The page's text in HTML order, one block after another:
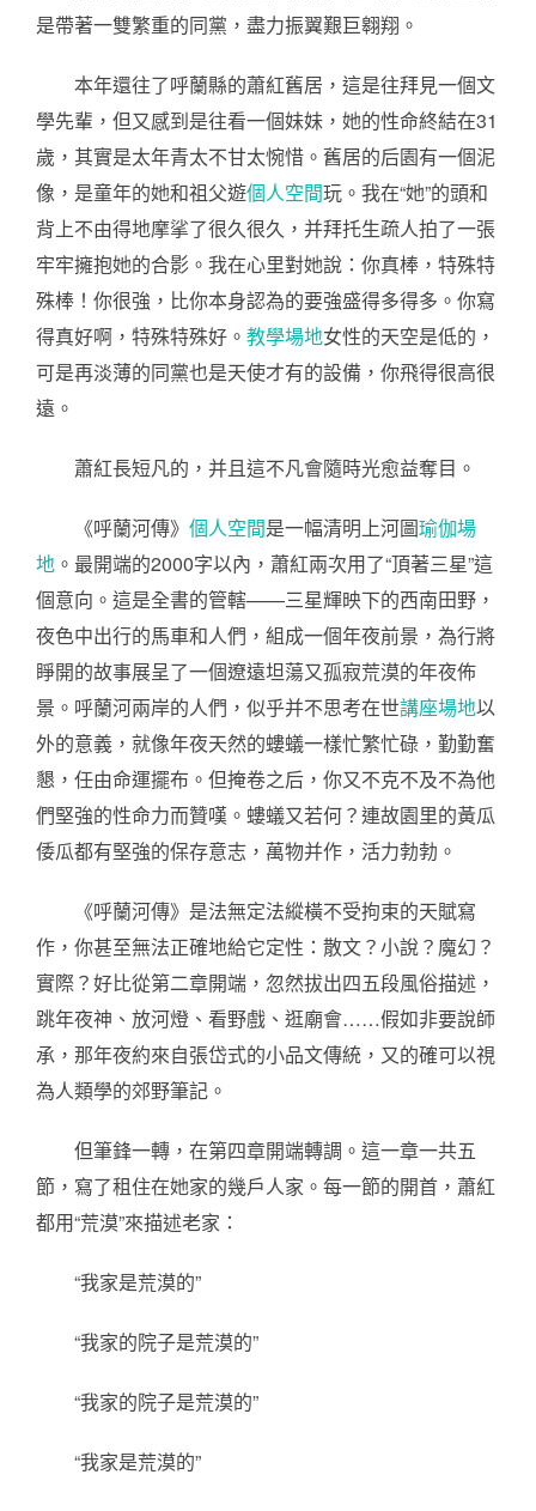
是帶著一雙繁重的同黨，盡力振翼艱巨翱翔。
本年還往了呼蘭縣的蕭紅舊居，這是往拜見一個文
學先輩，但又感到是往看一個妹妹，她的性命終結在31
歲，其實是太年青太不甘太惋惜。舊居的后園有一個泥
像，是童年的她和祖父遊個人空間玩。我在“她”的頭和
背上不由得地摩挲了很久很久，并拜托生疏人拍了一張
牢牢擁抱她的合影。我在心里對她說：你真棒，特殊特
殊棒！你很強，比你本身認為的要強盛得多得多。你寫
得真好啊，特殊特殊好。 教學場地女性的天空是低的，
可是再淡薄的同黨也是天使才有的設備，你飛得很高很
遠。
蕭紅長短凡的，并且這不凡會隨時光愈益奪目。
《呼蘭河傳》 個人空間是一幅清明上河圖瑜伽場
地 。最開端的2000字以內，蕭紅兩次用了“頂著三星”這
個意向。這是全書的管轄——三星輝映下的西南田野，
夜色中出行的馬車和人們，組成一個年夜前景，為行將
睜開的故事展呈了一個遼遠坦蕩又孤寂荒漠的年夜佈
景。呼蘭河兩岸的人們，似乎并不思考在世講座場地以
外的意義，就像年夜天然的螻蟻一樣忙繁忙碌，勤勤奮
懇，任由命運擺布。但掩卷之后，你又不克不及不為他
們堅強的性命力而贊嘆。螻蟻又若何？連故園里的黃瓜
倭瓜都有堅強的保存意志，萬物并作，活力勃勃。
《呼蘭河傳》是法無定法縱橫不受拘束的天賦寫
作，你甚至無法正確地給它定性：散文？小說？魔幻？
實際？好比從第二章開端，忽然拔出四五段風俗描述，
跳年夜神、放河燈、看野戲、逛廟會……假如非要說師
承，那年夜約來自張岱式的小品文傳統，又的確可以視
為人類學的郊野筆記。
但筆鋒一轉，在第四章開端轉調。這一章一共五
節，寫了租住在她家的幾戶人家。每一節的開首，蕭紅
都用“荒漠”來描述老家：
“我家是荒漠的”
“我家的院子是荒漠的”
“我家的院子是荒漠的”
“我家是荒漠的”